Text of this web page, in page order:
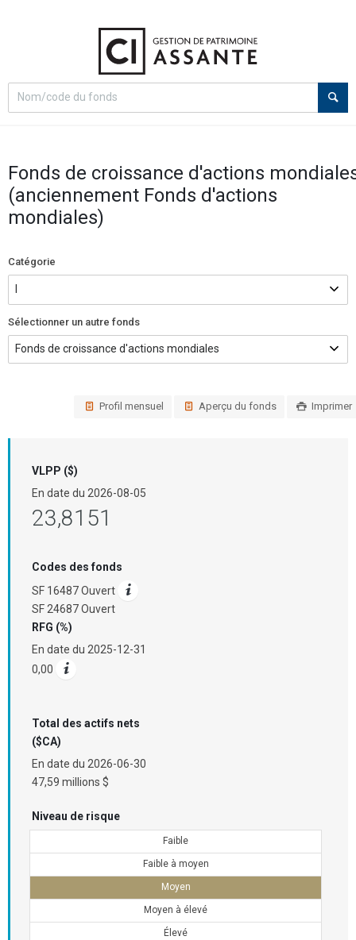
Select
Recherche
Fonds de croissance d'actions
(anciennement Fonds d'actions
mondiales)
Catégorie
Sélectionner un autre fonds
Profil mensuel Aperçu du fonds Imprimer
VLPP ($)
En date du 2026-08-05
23,8151
Codes des fonds
SF 16487 Ouvert
SF 24687 Ouvert
RFG (%)
En date du 2025-12-31
0,00
Total des actifs nets
($CA)
En date du 2026-06-30
47,59 millions $
Niveau de risque
Faible
Faible à moyen
Moyen
Moyen à élevé
Élevé